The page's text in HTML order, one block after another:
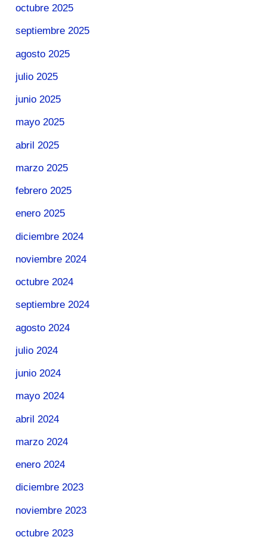
octubre 2025
septiembre 2025
agosto 2025
julio 2025
junio 2025
mayo 2025
abril 2025
marzo 2025
febrero 2025
enero 2025
diciembre 2024
noviembre 2024
octubre 2024
septiembre 2024
agosto 2024
julio 2024
junio 2024
mayo 2024
abril 2024
marzo 2024
enero 2024
diciembre 2023
noviembre 2023
octubre 2023